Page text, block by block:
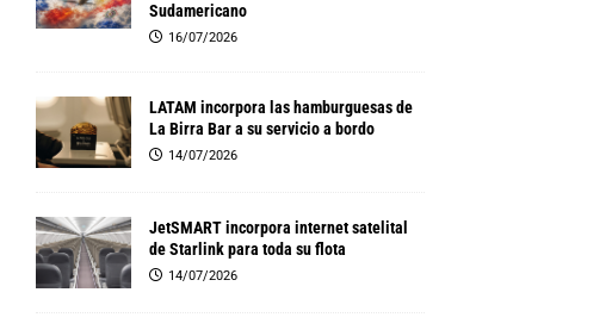
Sudamericano
16/07/2026
LATAM incorpora las hamburguesas de
La Birra Bar a su servicio a bordo
14/07/2026
JetSMART incorpora internet satelital
de Starlink para toda su flota
14/07/2026